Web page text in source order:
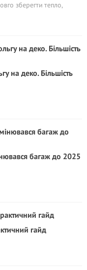
зберегти тепло,
на деко. Більшість
багаж до 2025
гайд